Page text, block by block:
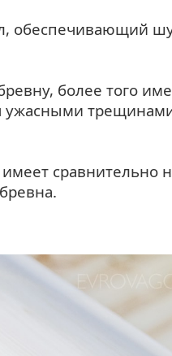
обеспечивающий
более того
ужасными
сравнительно